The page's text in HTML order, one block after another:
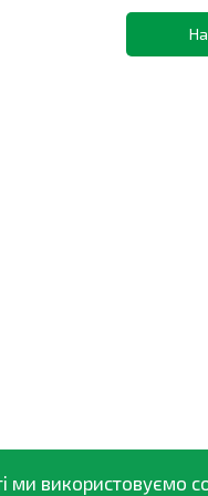
ми використовуємо